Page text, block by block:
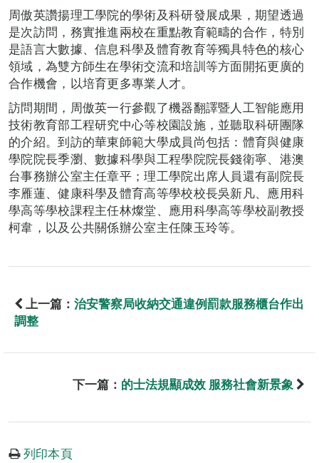
周傲英讚揚理工學院的學術及科研發展成果，期望透過
是次訪問，務實推進兩校在重點教育範疇的合作，特別
是語言大數據、信息科學及體育教育等獨具特色的核心
領域，為雙方師生在學術交流和培訓等方面開拓更廣的
合作機會，以培育更多專業人才。
訪問期間，周傲英一行參觀了機器翻譯暨人工智能應用
技術教育部工程研究中心等校園設施，並聽取科研團隊
的介紹。到訪的華東師範大學成員尚包括：體育與健康
學院院長季瀏、數據科學與工程學院院長錢衛寧、港澳
台事務辦公室主任章平；理工學院出席人員還有副院長
李雁蓮、健康科學及體育高等學校校長吳新凡、應用科
學高等學校課程主任林燦堂、應用科學高等學校副教授
柯韋，以及公共關係辦公室主任陳玉玲等。
上一篇： 治安警察局收納交通違例罰款服務櫃台作出
調整
下一篇： 的士法規顯成效 服務社會新景象
列印本頁